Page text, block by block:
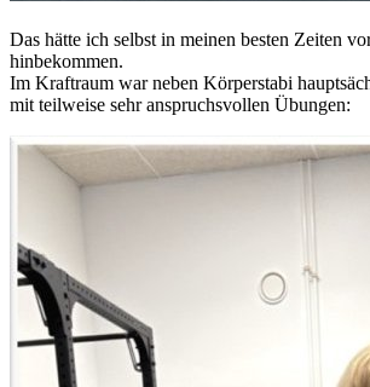
Das hätte ich selbst in meinen besten Zeiten
hinbekommen.
Im Kraftraum war neben Körperstabi
mit teilweise sehr anspruchsvollen Übungen: